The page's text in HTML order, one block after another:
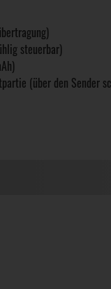
steuerbar)
(über den Sender